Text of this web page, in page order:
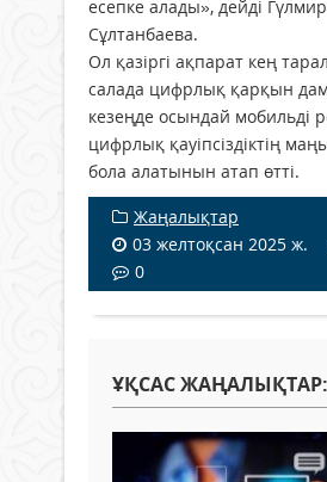
есепке алады», дейді
Сұлтанбаева.
Ол қазіргі ақпарат кең
салада цифрлық қарқын
кезеңде осындай мобильді
цифрлық қауіпсіздіктің
бола алатынын атап өтті.
Жаңалықтар
03 желтоқсан 2025 ж.
0
ҰҚСАС ЖАҢАЛЫҚТАР: